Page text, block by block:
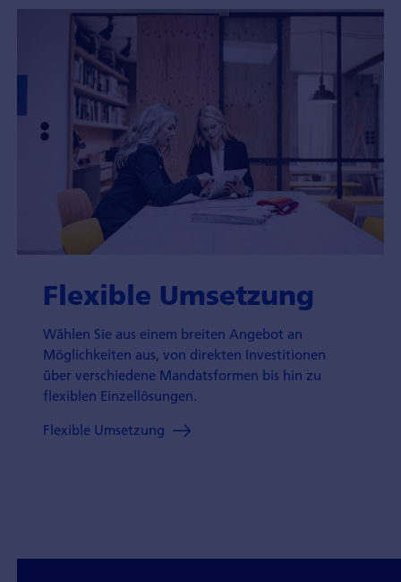
Flexible Umsetzung
Wählen Sie aus einem breiten Angebot an
Möglichkeiten aus, von direkten Investitionen
über verschiedene Mandatsformen bis hin zu
flexiblen Einzellösungen.
Flexible Umsetzung